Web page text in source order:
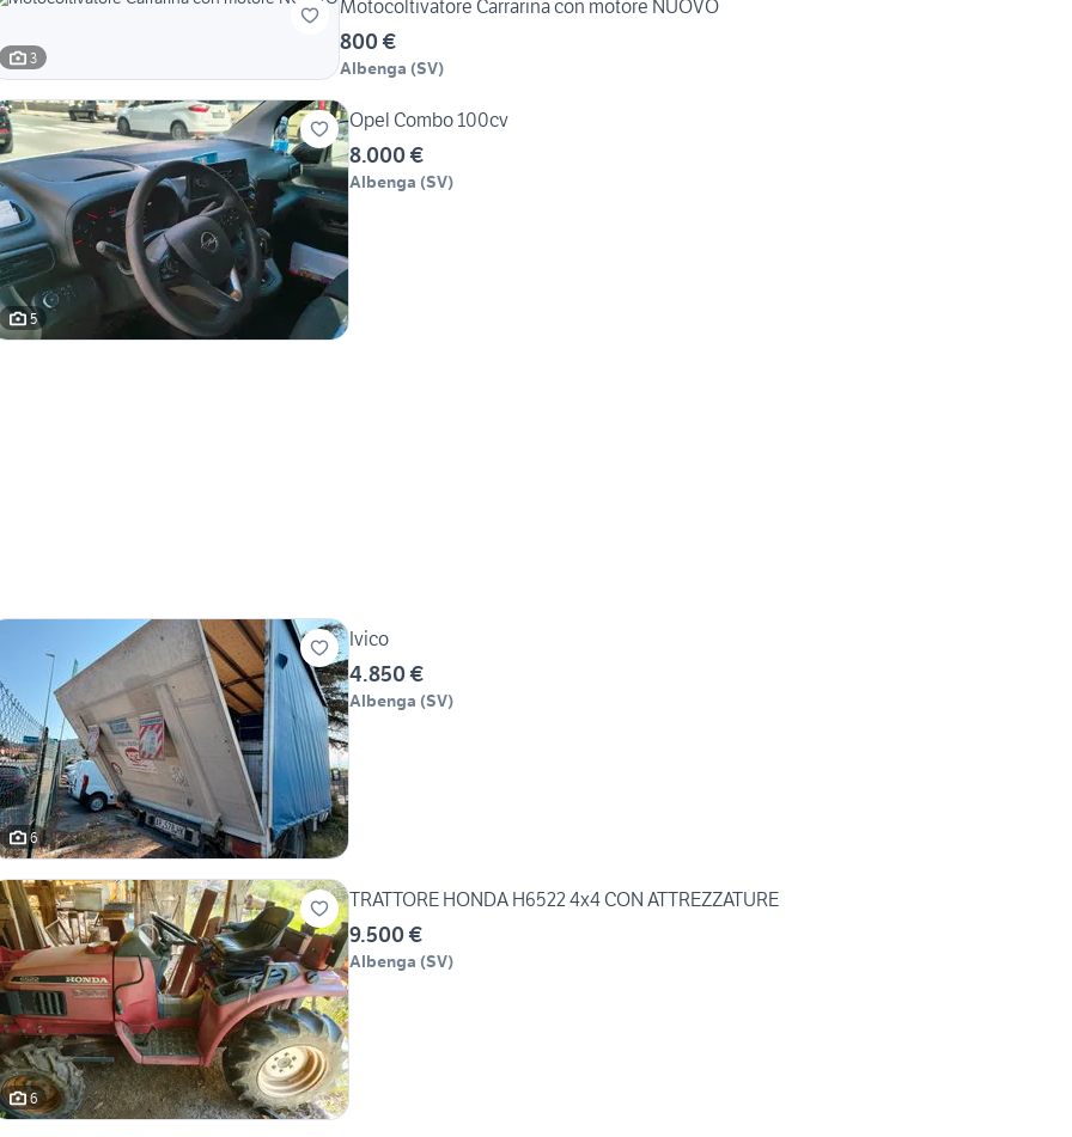
3
Motocoltivatore Carrarina con motore NUOVO
800 €
Albenga (SV)
5
Opel Combo 100cv
8.000 €
Albenga (SV)
6
Ivico
4.850 €
Albenga (SV)
6
TRATTORE HONDA H6522 4x4 CON ATTREZZATURE
9.500 €
Albenga (SV)